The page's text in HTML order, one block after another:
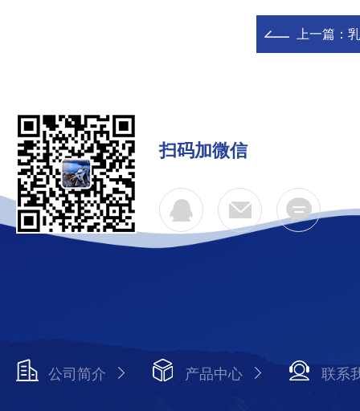
上一篇：
扫码加微信
公司简介 产品中心 联系